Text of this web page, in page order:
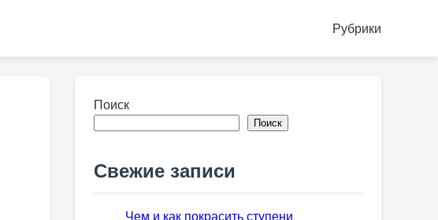
Рубрики
Поиск
Поиск
Свежие записи
Чем и как покрасить ступени